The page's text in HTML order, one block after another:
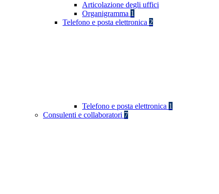
Articolazione degli uffici
Organigramma 1
Telefono e posta elettronica 2
Telefono e posta elettronica 1
Consulenti e collaboratori 7